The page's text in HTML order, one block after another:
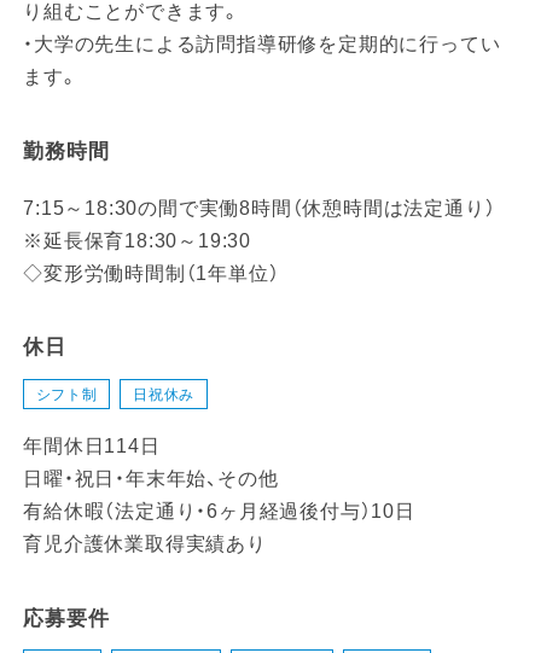
り組むことができます。
・大学の先生による訪問指導研修を定期的に行ってい
ます。
勤務時間
7:15～18:30の間で実働8時間（休憩時間は法定通り）
※延長保育18:30～19:30
◇変形労働時間制（1年単位）
休日
シフト制 日祝休み
年間休日114日
日曜・祝日・年末年始、その他
有給休暇（法定通り・6ヶ月経過後付与）10日
育児介護休業取得実績あり
応募要件